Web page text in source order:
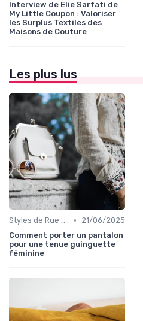
Interview de Elie Sarfati de
My Little Coupon : Valoriser
les Surplus Textiles des
Maisons de Couture
Les plus lus
Styles de Rue et Looks du Moment •
21/06/2025
Comment porter un pantalon
pour une tenue guinguette
féminine